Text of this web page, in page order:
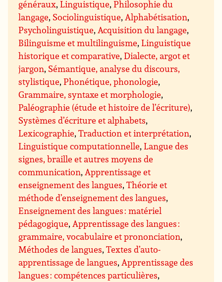
généraux,Linguistique,Philosophie du
langage, Sociolinguistique,Alphabétisation,
Psycholinguistique,Acquisition du langage,
Bilinguisme et multilinguisme,Linguistique
historique et comparative,Dialecte, argot et
jargon, Sémantique, analyse du discours,
stylistique,Phonétique, phonologie,
Grammaire, syntaxe et morphologie,
Paléographie (étude et histoire de l’écriture),
Systèmes d’écriture et alphabets,
Lexicographie,Traduction et interprétation,
Linguistique computationnelle,Langue des
signes, braille et autres moyens de
communication,Apprentissage et
enseignement des langues,Théorie et
méthode d’enseignement des langues,
Enseignement des langues : matériel
pédagogique,Apprentissage des langues :
grammaire, vocabulaire et prononciation,
Méthodes de langues,Textes d’auto-
apprentissage de langues,Apprentissage des
langues : compétences particulières,